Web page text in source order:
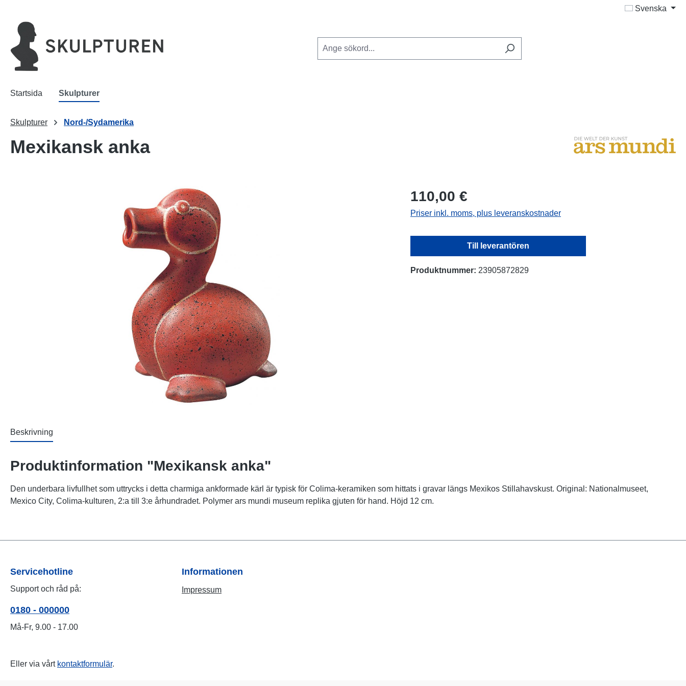
Svenska
Startsida Skulpturer
Skulpturer Nord-/Sydamerika
Mexikansk anka
110,00 €
Priser inkl. moms, plus leveranskostnader
Till leverantören
Produktnummer: 23905872829
Beskrivning
Produktinformation "Mexikansk anka"
Den underbara livfullhet som uttrycks i detta charmiga ankformade kärl är typisk för Colima-keramiken som hittats i gravar längs Mexikos Stillahavskust. Original: Nationalmuseet,
Mexico City, Colima-kulturen, 2:a till 3:e århundradet. Polymer ars mundi museum replika gjuten för hand. Höjd 12 cm.
Servicehotline
Support och råd på:
0180 - 000000
Må-Fr, 9.00 - 17.00
Eller via vårt kontaktformulär.
Informationen
Impressum